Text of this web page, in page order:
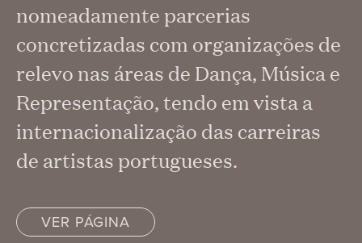
nomeadamente parcerias
concretizadas com organizações de
relevo nas áreas de Dança, Música e
Representação, tendo em vista a
internacionalização das carreiras
de artistas portugueses.
VER PÁGINA